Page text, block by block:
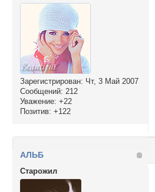
Зарегистрирован: Чт, 3 Май 2007
Сообщений: 212
Уважение: +22
Позитив: +122
АЛЬБ
Cтарожил